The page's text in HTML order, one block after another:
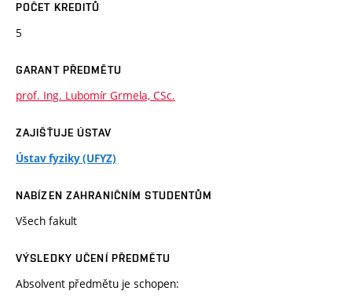
POČET KREDITŮ
5
GARANT PŘEDMĚTU
prof. Ing. Lubomír Grmela, CSc.
ZAJIŠŤUJE ÚSTAV
Ústav fyziky (UFYZ)
NABÍZEN ZAHRANIČNÍM STUDENTŮM
Všech fakult
VÝSLEDKY UČENÍ PŘEDMĚTU
Absolvent předmětu je schopen: